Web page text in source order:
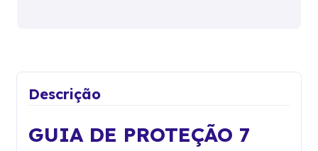
Descrição
GUIA DE PROTEÇÃO 7